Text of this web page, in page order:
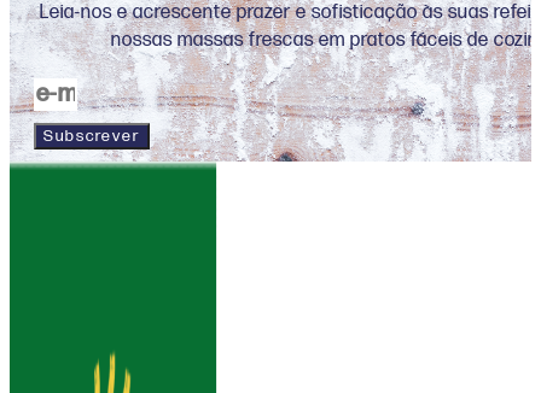
Leia-nos e acrescente prazer e sofisticação às suas
nossas massas frescas em pratos fáceis de
Subscrever